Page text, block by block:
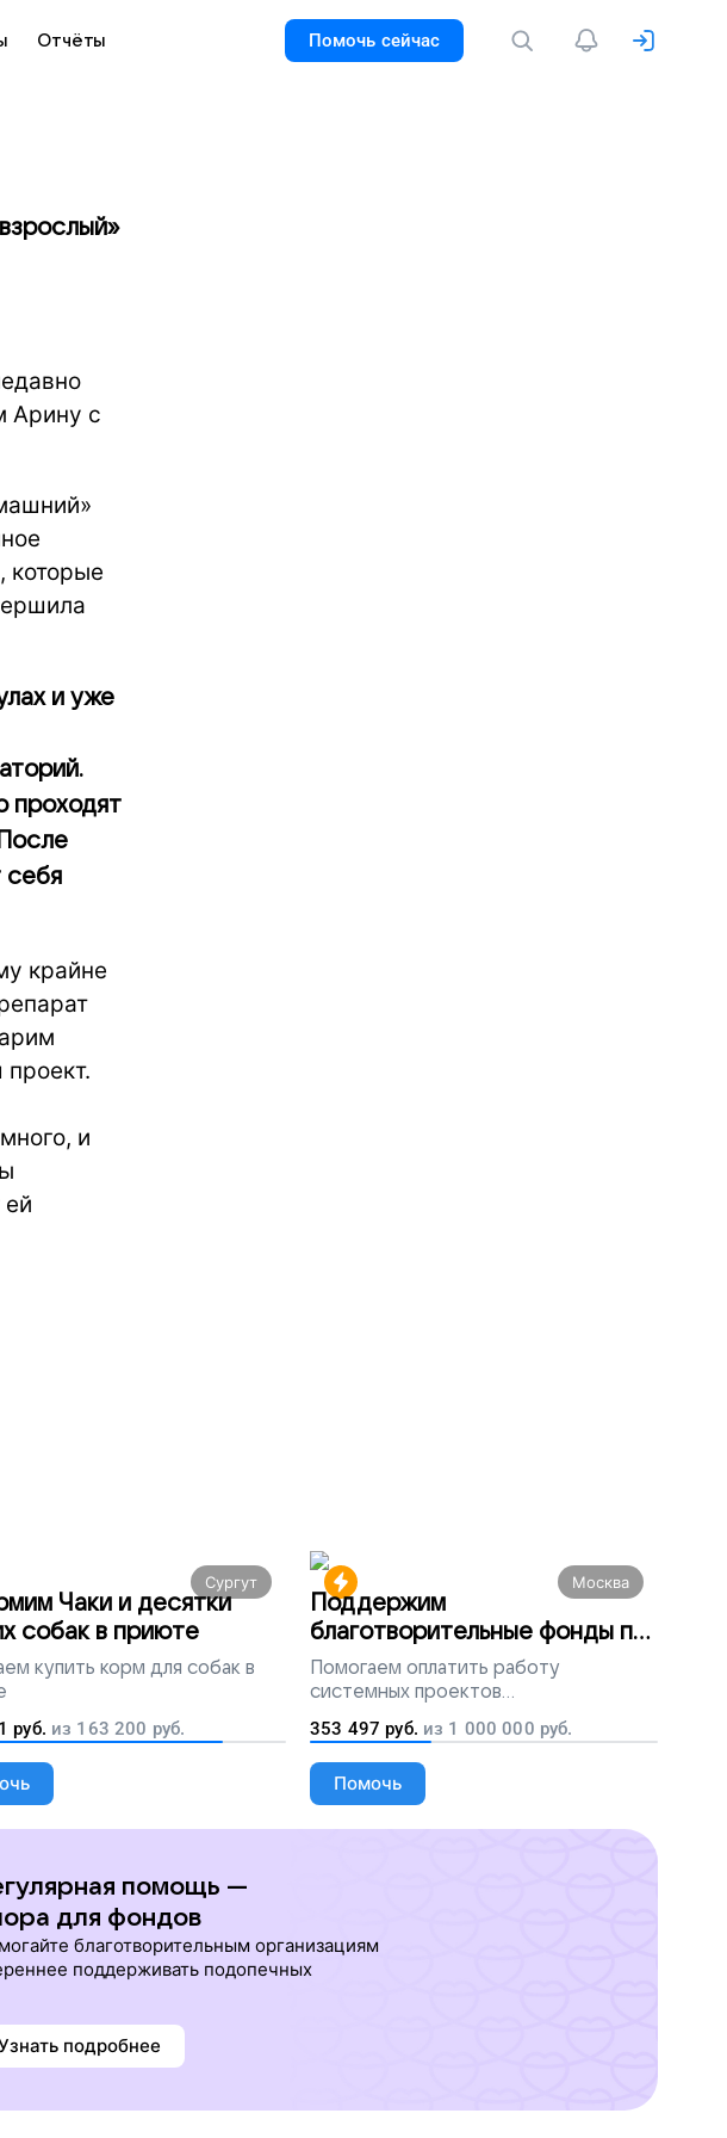
Отчёты Помочь сейчас
Арину с
которые
и уже
проходят
себя
крайне
и
Сургут
Чаки и десятки
собак в приюте
купить корм для собак в
руб. из 163 200 руб.
Москва
Поддержим
благотворительные фонды по
всей России
Помогаем оплатить работу
системных проектов
благотворительных организаций
353 497 руб. из 1 000 000 руб.
Помочь
помощь —
для фондов
благотворительным организациям
поддерживать подопечных
подробнее